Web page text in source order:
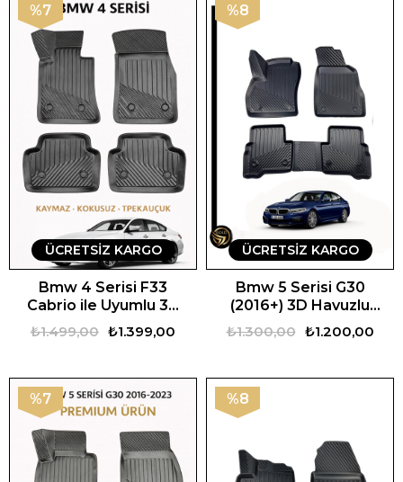
Bmw 4 Serisi F33
Cabrio ile Uyumlu 3D
Oto Paspas Premium
₺1.399,00
₺1.499,00
%7
ÜCRETSIZ KARGO
Bmw 5 Serisi G30
(2016+) 3D Havuzlu
Araca Özel Oto
Paspas
₺1.200,00
₺1.300,00
%8
ÜCRETSIZ KARGO
%7 %8